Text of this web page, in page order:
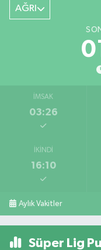
AĞRI
İMSAK
03:26
İKINDI
16:10
Aylık Vakitler
Süper Lig